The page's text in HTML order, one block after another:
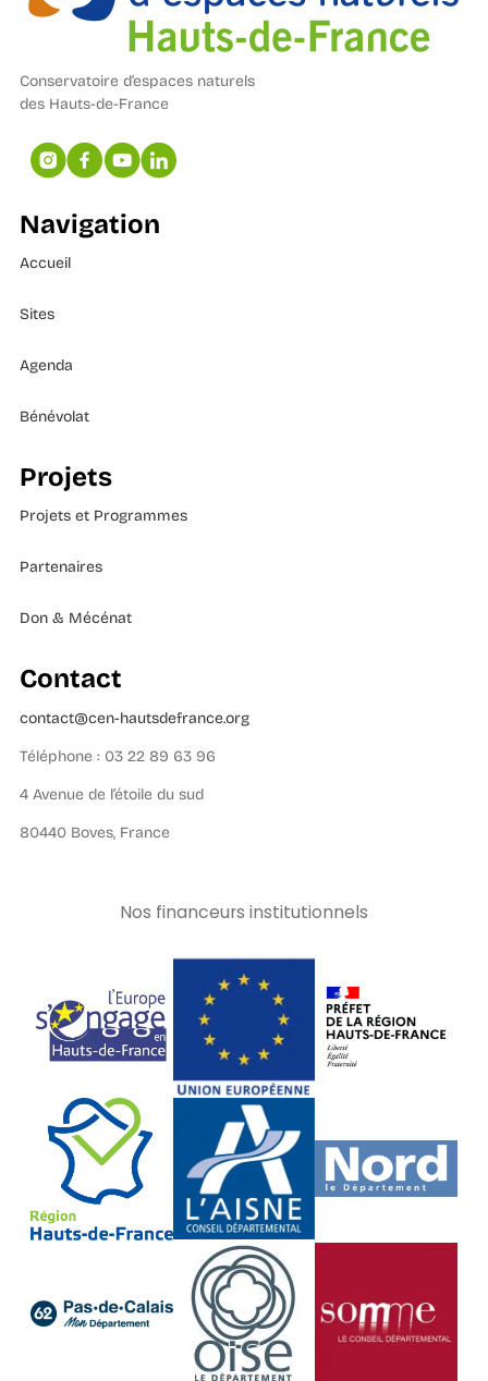
Conservatoire d’espaces naturels
des Hauts-de-France
Navigation
Accueil
Sites
Agenda
Bénévolat
Projets
Projets et Programmes
Partenaires
Don & Mécénat
Contact
contact@cen-hautsdefrance.org
Téléphone : 03 22 89 63 96
4 Avenue de l’étoile du sud
80440 Boves, France
Nos financeurs institutionnels